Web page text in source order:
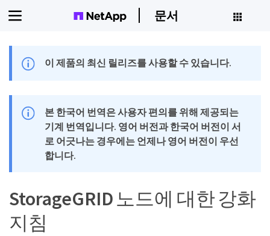
문서
이 제품의 최신 릴리즈를 사용할 수 있습니다.
본 한국어 번역은 사용자 편의를 위해 제공되는
기계 번역입니다. 영어 버전과 한국어 버전이 서
로 어긋나는 경우에는 언제나 영어 버전이 우선
합니다.
StorageGRID 노드에 대한 강화
지침